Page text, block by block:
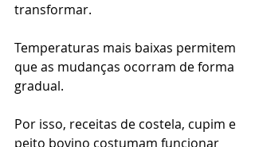
transformar.
Temperaturas mais baixas permitem
que as mudanças ocorram de forma
gradual.
Por isso, receitas de costela, cupim e
peito bovino costumam funcionar